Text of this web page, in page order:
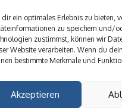
dir ein optimales Erlebnis zu bieten,
zu speichern und/
zustimmst, können wir
Website verarbeiten. Wenn du
bestimmte Merkmale und
Akzeptieren